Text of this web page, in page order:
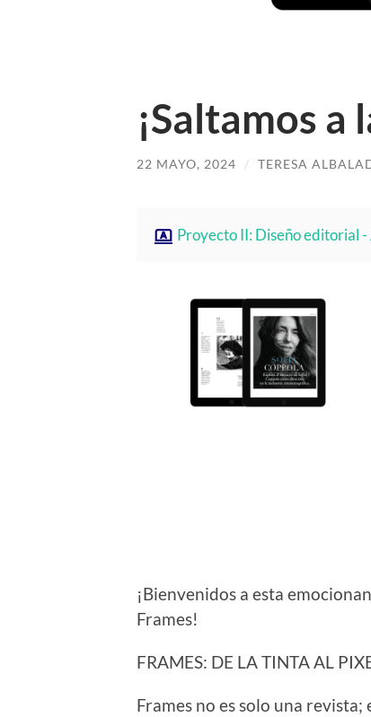
¡Saltamos a
22 MAYO, 2024 / TERESA
Proyecto II: Diseño editorial -
¡Bienvenidos a esta
Frames!
FRAMES: DE LA TINTA AL
Frames no es solo una